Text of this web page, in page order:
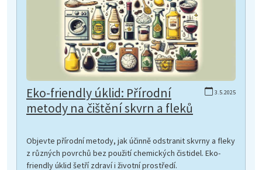
3.5.2025
Eko-friendly úklid: Přírodní
metody na čištění skvrn a fleků
Objevte přírodní metody, jak účinně odstranit skvrny a fleky
z různých povrchů bez použití chemických čistidel. Eko-
friendly úklid šetří zdraví i životní prostředí.